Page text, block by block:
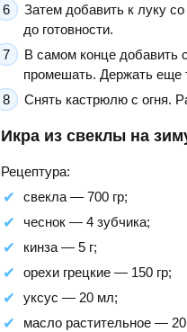
Затем добавить к луку
до готовности.
В самом конце добавить
промешать. Держать еще
Снять кастрюлю с огня.
Икра из свеклы на
Рецептура:
свекла — 700 гр;
чеснок — 4 зубчика;
кинза — 5 г;
орехи грецкие — 150 гр;
уксус — 20 мл;
масло растительное —